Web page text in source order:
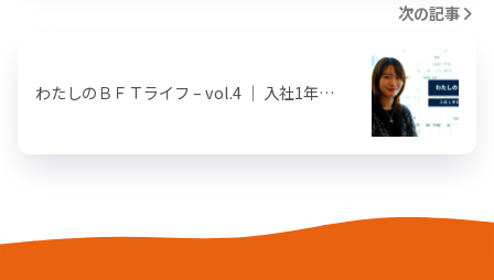
次の記事
わたしのＢＦＴライフ – vol.4 ｜ 入社1年…